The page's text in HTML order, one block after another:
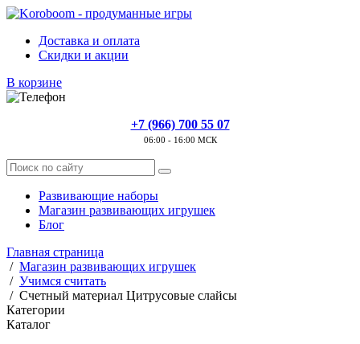
Доставка и оплата
Скидки и акции
В корзине
+7 (966) 700 55 07
06:00 - 16:00 МСК
Развивающие наборы
Магазин развивающих игрушек
Блог
Главная страница
/ Магазин развивающих игрушек
/ Учимся считать
/ Счетный материал Цитрусовые слайсы
Категории
Каталог